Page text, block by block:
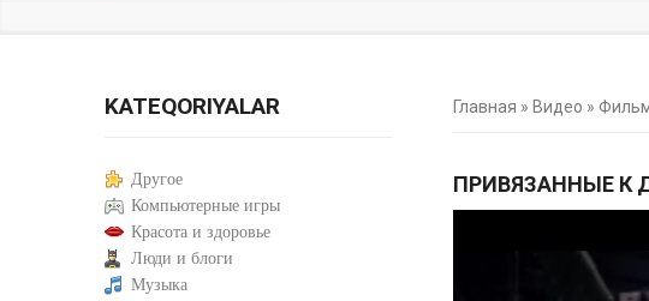
Главная » Видео »
ПРИВЯЗАННЫЕ К
KATEQORIYALAR
Другое
Компьютерные игры
Красота и здоровье
Люди и блоги
Музыка